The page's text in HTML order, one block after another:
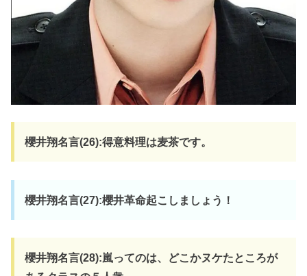
櫻井翔名言(26):得意料理は麦茶です。
櫻井翔名言(27):櫻井革命起こしましょう！
櫻井翔名言(28):嵐ってのは、どこかヌケたところが